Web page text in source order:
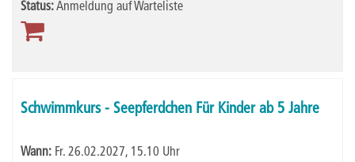
Status:Anmeldung auf Warteliste
Schwimmkurs - Seepferdchen Für Kinder ab 5 Jahre
Wann: Fr. 26.02.2027, 15.10 Uhr